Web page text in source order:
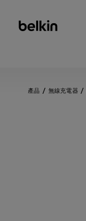
產品 無線充電器